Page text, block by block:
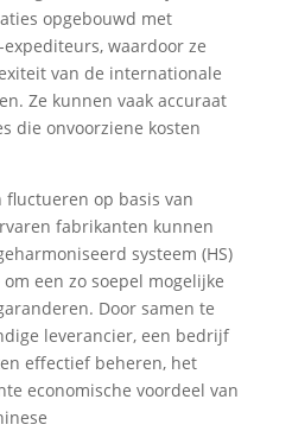
opgebouwd met
waardoor ze
van de internationale
Ze kunnen vaak accuraat
die onvoorziene kosten
op basis van
fabrikanten kunnen
systeem (HS)
een ​​zo soepel mogelijke
Door samen te
leverancier, een bedrijf
effectief beheren, het
economische voordeel van